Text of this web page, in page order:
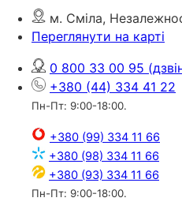
м. Сміла,
Переглянути на карті
0 800 33 00 95
+380 (44) 334 41 22
Пн-Пт: 9:00-18:00.
+380 (99) 334 11 66
+380 (98) 334 11 66
+380 (93) 334 11 66
Пн-Пт: 9:00-18:00.